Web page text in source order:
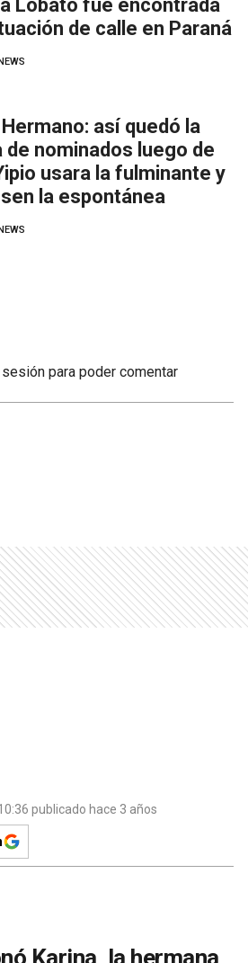
Lobato fue encontrada
de calle en Paraná
así quedó la
de nominados luego de
usara la fulminante y
la espontánea
sesión para poder comentar
publicado hace 3 años
Karina, la hermana